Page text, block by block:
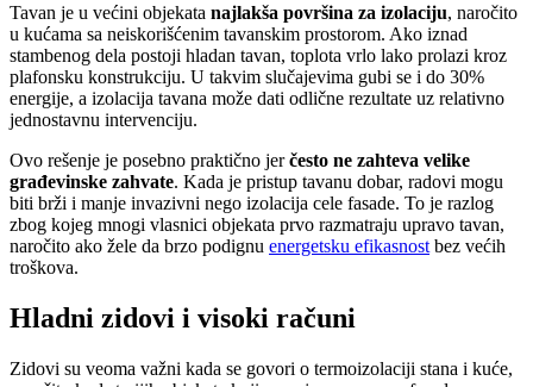
Tavan je u većini objekata najlakša površina za izolaciju, naročito
u kućama sa neiskorišćenim tavanskim prostorom. Ako iznad
stambenog dela postoji hladan tavan, toplota vrlo lako prolazi kroz
plafonsku konstrukciju. U takvim slučajevima gubi se i do 30%
energije, a izolacija tavana može dati odlične rezultate uz relativno
jednostavnu intervenciju.
Ovo rešenje je posebno praktično jerčesto ne zahteva velike
građevinske zahvate. Kada je pristup tavanu dobar, radovi mogu
biti brži i manje invazivni nego izolacija cele fasade. To je razlog
zbog kojeg mnogi vlasnici objekata prvo razmatraju upravo tavan,
naročito ako žele da brzo podignu energetsku efikasnost bez većih
troškova.
Hladni zidovi i visoki računi
Zidovi su veoma važni kada se govori o termoizolaciji stana i kuće,